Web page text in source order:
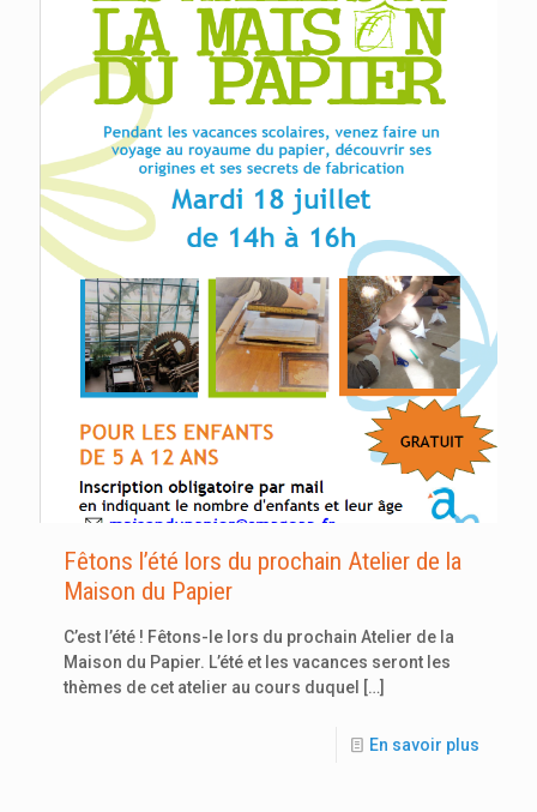
Fêtons l’été lors du prochain Atelier de la
Maison du Papier
C’est l’été ! Fêtons-le lors du prochain Atelier de la
Maison du Papier. L’été et les vacances seront les
thèmes de cet atelier au cours duquel
[…]
En savoir plus